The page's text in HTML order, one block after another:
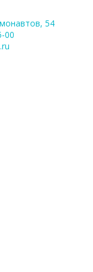
54
00